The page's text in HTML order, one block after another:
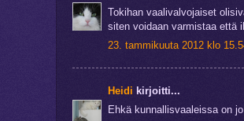
Tokihan vaalivalvojaiset
siten voidaan varmistaa että
23. tammikuuta 2012 klo
Heidi kirjoitti...
Ehkä kunnallisvaaleissa on